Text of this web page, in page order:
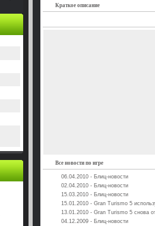
Краткое описание
Все новости по игре
06.04.2010 - Блиц-новости
02.04.2010 - Блиц-новости
15.03.2010 - Блиц-новости
15.01.2010 - Gran Turismo 5
13.01.2010 - Gran Turismo 5 снова
04.12.2009 - Блиц-новости